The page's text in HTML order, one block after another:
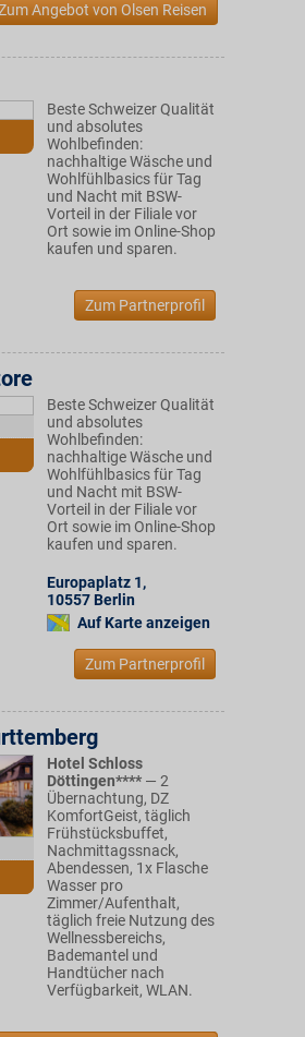
Angebot von Olsen Reisen
Beste Schweizer Qualität
und absolutes
Wohlbefinden:
nachhaltige Wäsche und
Wohlfühlbasics für Tag
und Nacht mit BSW-
Vorteil in der Filiale vor
Ort sowie im Online-Shop
kaufen und sparen.
Zum Partnerprofil
Beste Schweizer Qualität
und absolutes
Wohlbefinden:
nachhaltige Wäsche und
Wohlfühlbasics für Tag
und Nacht mit BSW-
Vorteil in der Filiale vor
Ort sowie im Online-Shop
kaufen und sparen.
Europaplatz 1,
10557 Berlin
Auf Karte anzeigen
Zum Partnerprofil
Hotel Schloss
Döttingen**** — 2
Übernachtung, DZ
KomfortGeist, täglich
Frühstücksbuffet,
Nachmittagssnack,
Abendessen, 1x Flasche
Wasser pro
Zimmer/Aufenthalt,
täglich freie Nutzung des
Wellnessbereichs,
Bademantel und
Handtücher nach
Verfügbarkeit, WLAN.